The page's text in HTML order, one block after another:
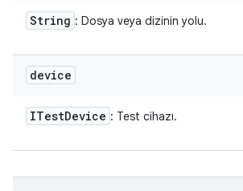
String : Dosya veya dizinin yolu.
device
ITestDevice : Test cihazı.